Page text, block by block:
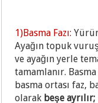
1)Basma Fazı:
Ayağın topuk
ve ayağın yerle
tamamlanır.
basma ortası faz,
olarak beşe ayrılır;